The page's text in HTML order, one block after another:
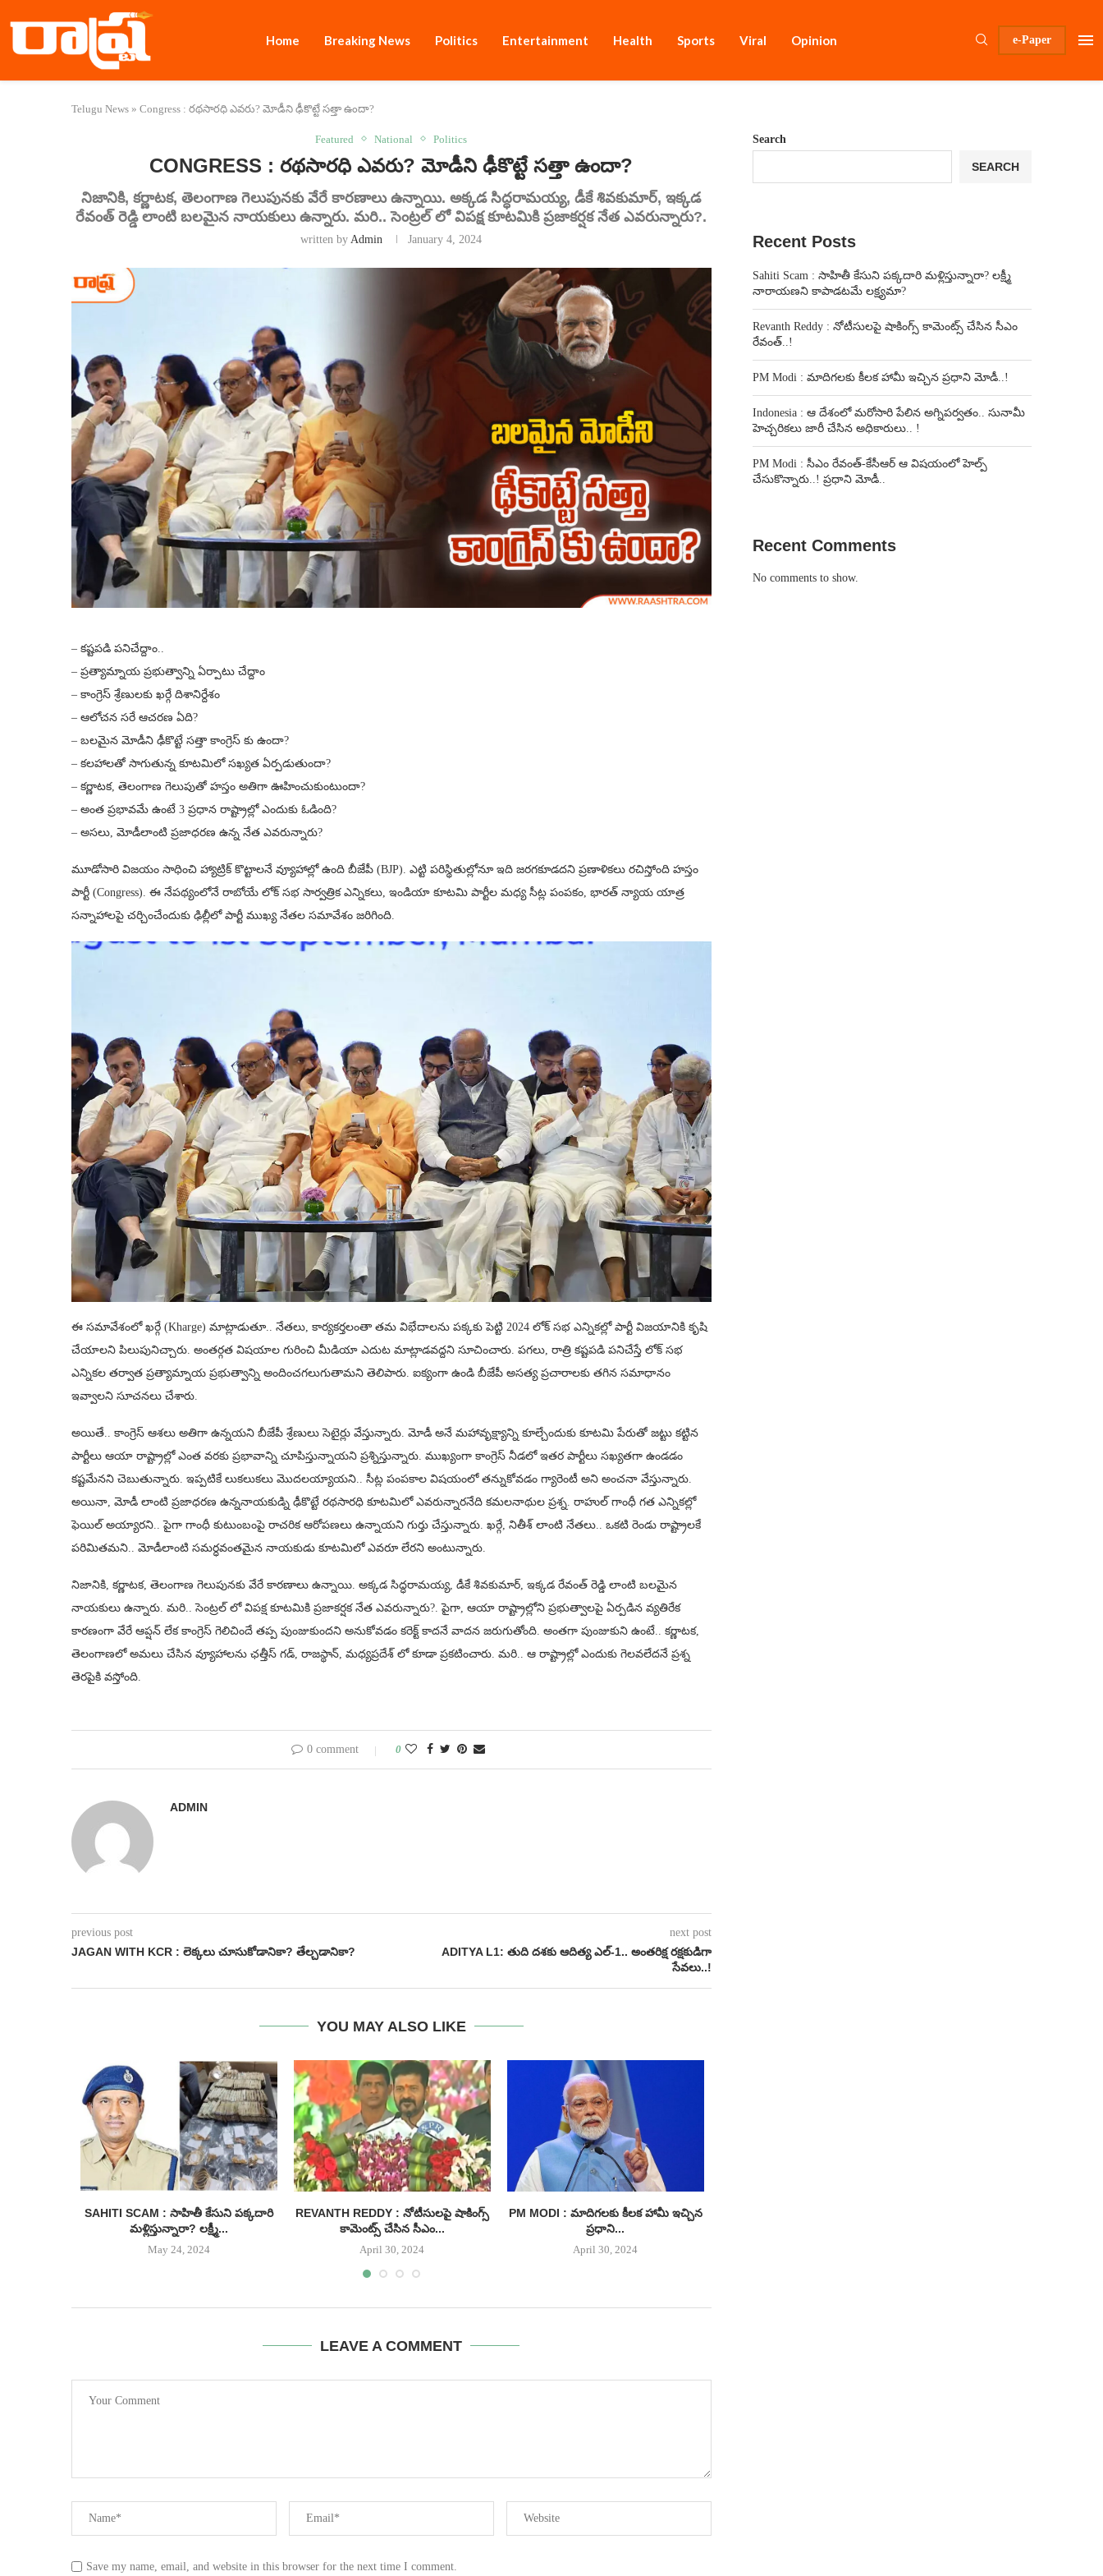
Home Breaking News Politics Entertainment Health Sports Viral Opinion e-Paper
Telugu News » Congress : రథసారధి ఎవరు? మోడీని ఢీకొట్టే సత్తా ఉందా?
Featured National Politics
CONGRESS : రథసారధి ఎవరు? మోడీని ఢీకొట్టే సత్తా ఉందా?
నిజానికి, కర్ణాటక, తెలంగాణ గెలుపునకు వేరే కారణాలు ఉన్నాయి. అక్కడ సిద్ధరామయ్య, డీకే శివకుమార్, ఇక్కడ
రేవంత్ రెడ్డి లాంటి బలమైన నాయకులు ఉన్నారు. మరి.. సెంట్రల్ లో విపక్ష కూటమికి ప్రజాకర్షక నేత ఎవరున్నారు?.
written by Admin January 4, 2024
– కష్టపడి పనిచేద్దాం..
– ప్రత్యామ్నాయ ప్రభుత్వాన్ని ఏర్పాటు చేద్దాం
– కాంగ్రెస్ శ్రేణులకు ఖర్గే దిశానిర్దేశం
– ఆలోచన సరే ఆచరణ ఏది?
– బలమైన మోడీని ఢీకొట్టే సత్తా కాంగ్రెస్ కు ఉందా?
– కలహాలతో సాగుతున్న కూటమిలో సఖ్యత ఏర్పడుతుందా?
– కర్ణాటక, తెలంగాణ గెలుపుతో హస్తం అతిగా ఊహించుకుంటుందా?
– అంత ప్రభావమే ఉంటే 3 ప్రధాన రాష్ట్రాల్లో ఎందుకు ఓడింది?
– అసలు, మోడీలాంటి ప్రజాధరణ ఉన్న నేత ఎవరున్నారు?
మూడోసారి విజయం సాధించి హ్యాట్రిక్ కొట్టాలనే వ్యూహాల్లో ఉంది బీజేపీ (BJP). ఎట్టి పరిస్థితుల్లోనూ ఇది జరగకూడదని ప్రణాళికలు రచిస్తోంది హస్తం
పార్టీ (Congress). ఈ నేపథ్యంలోనే రాబోయే లోక్ సభ సార్వత్రిక ఎన్నికలు, ఇండియా కూటమి పార్టీల మధ్య సీట్ల పంపకం, భారత్‌ న్యాయ యాత్ర
సన్నాహాలపై చర్చించేందుకు ఢిల్లీలో పార్టీ ముఖ్య నేతల సమావేశం జరిగింది.
ఈ సమావేశంలో ఖర్గే (Kharge) మాట్లాడుతూ.. నేతలు, కార్యకర్తలంతా తమ విభేదాలను పక్కకు పెట్టి 2024 లోక్ సభ ఎన్నికల్లో పార్టీ విజయానికి కృషి
చేయాలని పిలుపునిచ్చారు. అంతర్గత విషయాల గురించి మీడియా ఎదుట మాట్లాడవద్దని సూచించారు. పగలు, రాత్రి కష్టపడి పనిచేస్తే లోక్‌ సభ
ఎన్నికల తర్వాత ప్రత్యామ్నాయ ప్రభుత్వాన్ని అందించగలుగుతామని తెలిపారు. ఐక్యంగా ఉండి బీజేపీ అసత్య ప్రచారాలకు తగిన సమాధానం
ఇవ్వాలని సూచనలు చేశారు.
అయితే.. కాంగ్రెస్ ఆశలు అతిగా ఉన్నయని బీజేపీ శ్రేణులు సెటైర్లు వేస్తున్నారు. మోడీ అనే మహావృక్ష్యాన్ని కూల్చేందుకు కూటమి పేరుతో జట్టు కట్టిన
పార్టీలు ఆయా రాష్ట్రాల్లో ఎంత వరకు ప్రభావాన్ని చూపిస్తున్నాయని ప్రశ్నిస్తున్నారు. ముఖ్యంగా కాంగ్రెస్ నీడలో ఇతర పార్టీలు సఖ్యతగా ఉండడం
కష్టమేనని చెబుతున్నారు. ఇప్పటికే లుకలుకలు మొదలయ్యాయని.. సీట్ల పంపకాల విషయంలో తన్నుకోవడం గ్యారెంటీ అని అంచనా వేస్తున్నారు.
అయినా, మోడీ లాంటి ప్రజాధరణ ఉన్ననాయకుడ్ని ఢీకొట్టే రథసారధి కూటమిలో ఎవరున్నారనేది కమలనాథుల ప్రశ్న. రాహుల్ గాంధీ గత ఎన్నికల్లో
ఫెయిల్ అయ్యారని.. పైగా గాంధీ కుటుంబంపై రాచరిక ఆరోపణలు ఉన్నాయని గుర్తు చేస్తున్నారు. ఖర్గే, నితీశ్ లాంటి నేతలు.. ఒకటి రెండు రాష్ట్రాలకే
పరిమితమని.. మోడీలాంటి సమర్ధవంతమైన నాయకుడు కూటమిలో ఎవరూ లేరని అంటున్నారు.
నిజానికి, కర్ణాటక, తెలంగాణ గెలుపునకు వేరే కారణాలు ఉన్నాయి. అక్కడ సిద్ధరామయ్య, డీకే శివకుమార్, ఇక్కడ రేవంత్ రెడ్డి లాంటి బలమైన
నాయకులు ఉన్నారు. మరి.. సెంట్రల్ లో విపక్ష కూటమికి ప్రజాకర్షక నేత ఎవరున్నారు?. పైగా, ఆయా రాష్ట్రాల్లోని ప్రభుత్వాలపై ఏర్పడిన వ్యతిరేక
కారణంగా వేరే ఆప్షన్ లేక కాంగ్రెస్ గెలిచిందే తప్ప పుంజుకుందని అనుకోవడం కరెక్ట్ కాదనే వాదన జరుగుతోంది. అంతగా పుంజుకుని ఉంటే.. కర్ణాటక,
తెలంగాణలో అమలు చేసిన వ్యూహాలను ఛత్తీస్ గడ్, రాజస్థాన్, మధ్యప్రదేశ్ లో కూడా ప్రకటించారు. మరి.. ఆ రాష్ట్రాల్లో ఎందుకు గెలవలేదనే ప్రశ్న
తెరపైకి వస్తోంది.
0 comment 0
ADMIN
previous post
JAGAN WITH KCR : లెక్కలు చూసుకోడానికా? తేల్చడానికా?
next post
ADITYA L1: తుది దశకు ఆదిత్య ఎల్-1.. అంతరిక్ష రక్షకుడిగా
సేవలు..!
YOU MAY ALSO LIKE
SAHITI SCAM : సాహితీ కేసుని పక్కదారి
మళ్లిస్తున్నారా? లక్ష్మీ...
May 24, 2024
REVANTH REDDY : నోటీసులపై షాకింగ్స్
కామెంట్స్ చేసిన సీఎం...
April 30, 2024
PM MODI : మాదిగలకు కీలక హామీ ఇచ్చిన
ప్రధాని...
April 30, 2024
LEAVE A COMMENT
Save my name, email, and website in this browser for the next time I comment.
Search
SEARCH
Recent Posts
Sahiti Scam : సాహితీ కేసుని పక్కదారి మళ్లిస్తున్నారా? లక్ష్మీ
నారాయణని కాపాడటమే లక్ష్యమా?
Revanth Reddy : నోటీసులపై షాకింగ్స్ కామెంట్స్ చేసిన సీఎం
రేవంత్..!
PM Modi : మాదిగలకు కీలక హామీ ఇచ్చిన ప్రధాని మోడీ..!
Indonesia : ఆ దేశంలో మరోసారి పేలిన అగ్నిపర్వతం.. సునామీ
హెచ్చరికలు జారీ చేసిన అధికారులు.. !
PM Modi : సీఎం రేవంత్-కేసీఆర్ ఆ విషయంలో హెల్ప్
చేసుకొన్నారు..! ప్రధాని మోడీ..
Recent Comments
No comments to show.